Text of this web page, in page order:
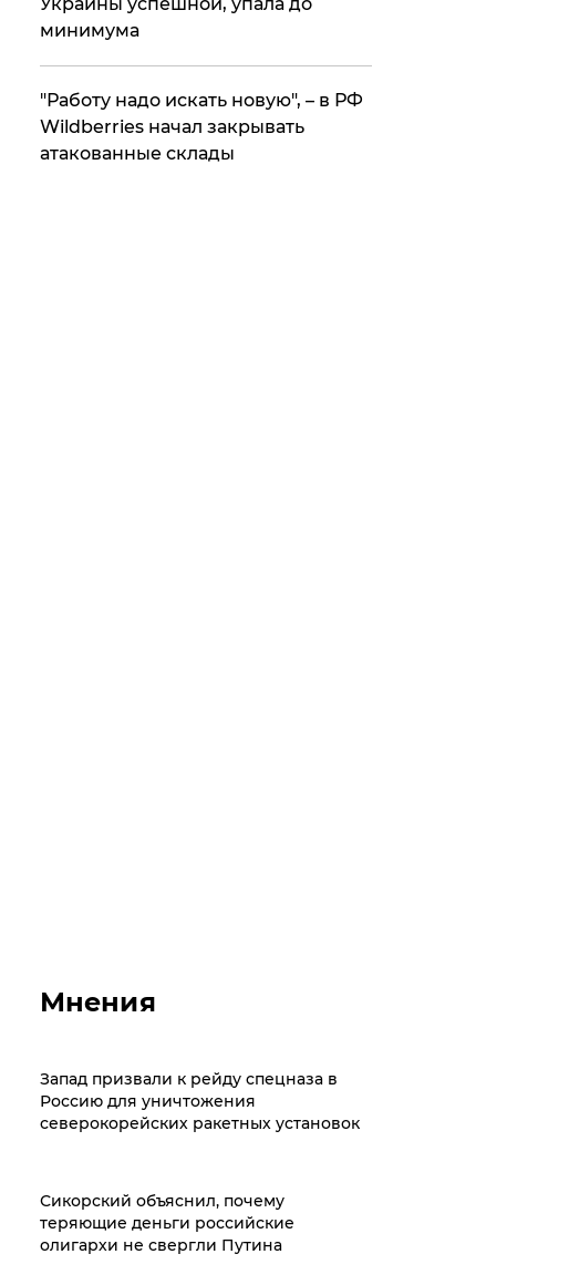
минимума
"Работу надо искать новую", – в РФ
Wildberries начал закрывать
атакованные склады
Мнения
Запад призвали к рейду спецназа в
Россию для уничтожения
северокорейских ракетных установок
Сикорский объяснил, почему
теряющие деньги российские
олигархи не свергли Путина